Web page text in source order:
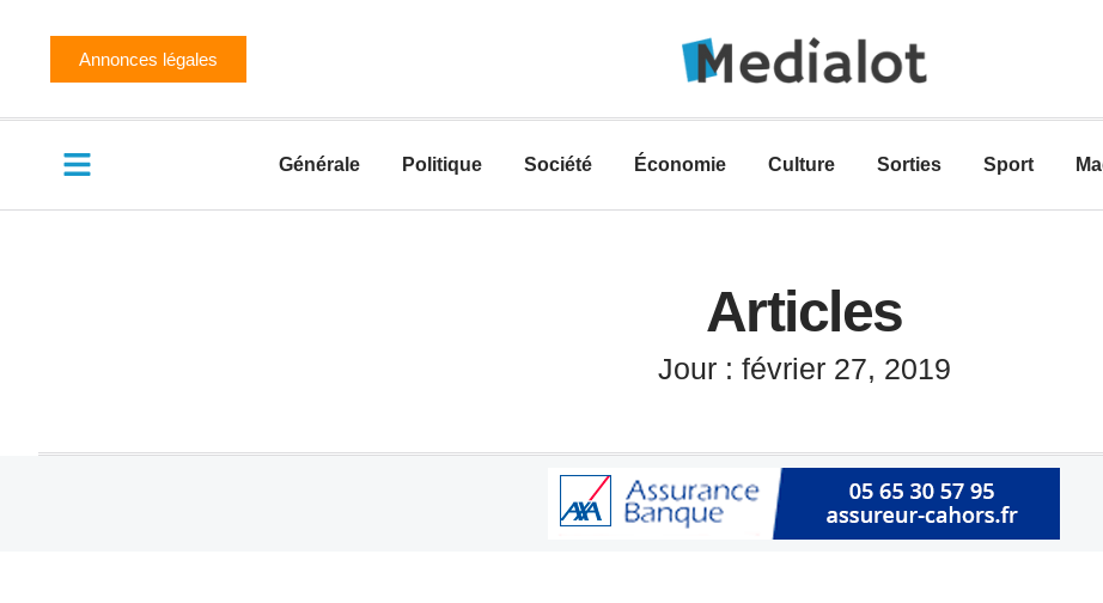
Annonces légales
Générale Politique Société Économie Culture Sorties Sport
Articles
Jour : février 27, 2019